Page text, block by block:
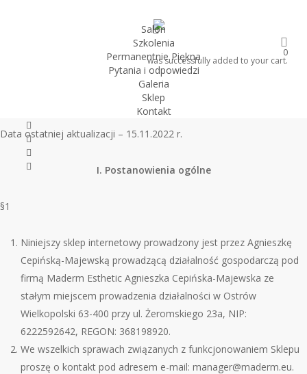
Salon
Szkolenia
Permanentnie Piękna
Pytania i odpowiedzi
Galeria
Sklep
Kontakt
twitter
facebook
youtube
instagram
search
0
was successfully added to your cart.
ŁUG PRZEZ INTERNET
Data ostatniej aktualizacji – 15.11.2022 r.
I. Postanowienia ogólne
§1
Niniejszy sklep internetowy prowadzony jest przez Agnieszkę
Cepińską-Majewską prowadzącą działalność gospodarczą pod
firmą Maderm Esthetic Agnieszka Cepińska-Majewska ze
stałym miejscem prowadzenia działalności w Ostrów
Wielkopolski 63-400 przy ul. Żeromskiego 23a, NIP:
6222592642, REGON: 368198920.
We wszelkich sprawach związanych z funkcjonowaniem Sklepu
proszę o kontakt pod adresem e-mail: manager@maderm.eu.